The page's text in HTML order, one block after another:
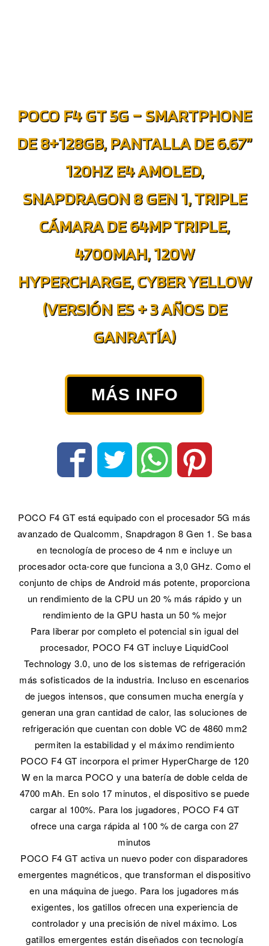
POCO F4 GT 5G – SMARTPHONE
DE 8+128GB, PANTALLA DE 6.67”
120HZ E4 AMOLED,
SNAPDRAGON 8 GEN 1, TRIPLE
CÁMARA DE 64MP TRIPLE,
4700MAH, 120W
HYPERCHARGE, CYBER YELLOW
(VERSIÓN ES + 3 AÑOS DE
GANRATÍA)
MÁS INFO
POCO F4 GT está equipado con el procesador 5G más
avanzado de Qualcomm, Snapdragon 8 Gen 1. Se basa
en tecnología de proceso de 4 nm e incluye un
procesador octa-core que funciona a 3,0 GHz. Como el
conjunto de chips de Android más potente, proporciona
un rendimiento de la CPU un 20 % más rápido y un
rendimiento de la GPU hasta un 50 % mejor
Para liberar por completo el potencial sin igual del
procesador, POCO F4 GT incluye LiquidCool
Technology 3.0, uno de los sistemas de refrigeración
más sofisticados de la industria. Incluso en escenarios
de juegos intensos, que consumen mucha energía y
generan una gran cantidad de calor, las soluciones de
refrigeración que cuentan con doble VC de 4860 mm2
permiten la estabilidad y el máximo rendimiento
POCO F4 GT incorpora el primer HyperCharge de 120
W en la marca POCO y una batería de doble celda de
4700 mAh. En solo 17 minutos, el dispositivo se puede
cargar al 100%. Para los jugadores, POCO F4 GT
ofrece una carga rápida al 100 % de carga con 27
minutos
POCO F4 GT activa un nuevo poder con disparadores
emergentes magnéticos, que transforman el dispositivo
en una máquina de juego. Para los jugadores más
exigentes, los gatillos ofrecen una experiencia de
controlador y una precisión de nivel máximo. Los
gatillos emergentes están diseñados con tecnología